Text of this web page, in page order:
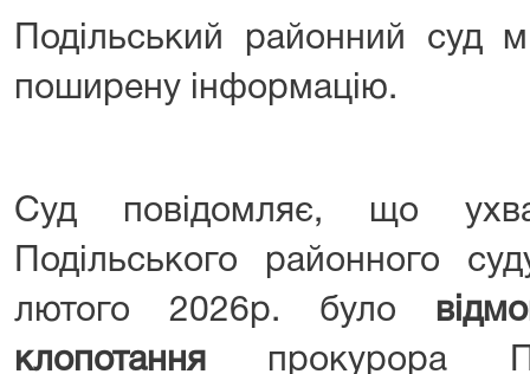
Подільський районний суд
поширену інформацію.
Суд повідомляє, що
Подільського районного
лютого 2026р. було
клопотання
прокурора